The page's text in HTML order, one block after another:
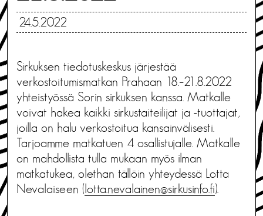
24.5.2022
Sirkuksen tiedotuskeskus järjestää
verkostoitumismatkan Prahaan 18.–21.8.2022
yhteistyössä Sorin sirkuksen kanssa. Matkalle
voivat hakea kaikki sirkustaiteilijat ja -tuottajat,
joilla on halu verkostoitua kansainvälisesti.
Tarjoamme matkatuen 4 osallistujalle. Matkalle
on mahdollista tulla mukaan myös ilman
matkatukea, olethan tällöin yhteydessä Lotta
Nevalaiseen ( lotta.nevalainen@sirkusinfo.fi).